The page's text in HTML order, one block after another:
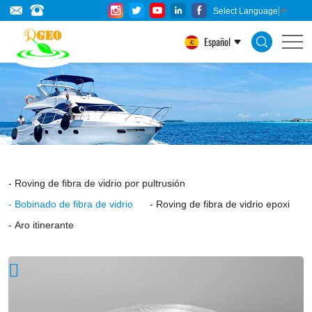
Select Language ▼
Español
Fiberglass
Direct
Roving
is
coated
with
silane-
based
sizing
with
Roving de fibra de vidrio por pultrusión
Bobinado de fibra de vidrio
Roving de fibra de vidrio epoxi
Aro itinerante